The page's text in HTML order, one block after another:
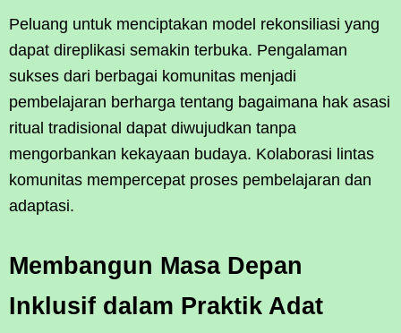
Peluang untuk menciptakan model rekonsiliasi yang
dapat direplikasi semakin terbuka. Pengalaman
sukses dari berbagai komunitas menjadi
pembelajaran berharga tentang bagaimana hak asasi
ritual tradisional dapat diwujudkan tanpa
mengorbankan kekayaan budaya. Kolaborasi lintas
komunitas mempercepat proses pembelajaran dan
adaptasi.
Membangun Masa Depan
Inklusif dalam Praktik Adat